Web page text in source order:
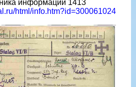
информации 1413
html/info.htm?id=300061024